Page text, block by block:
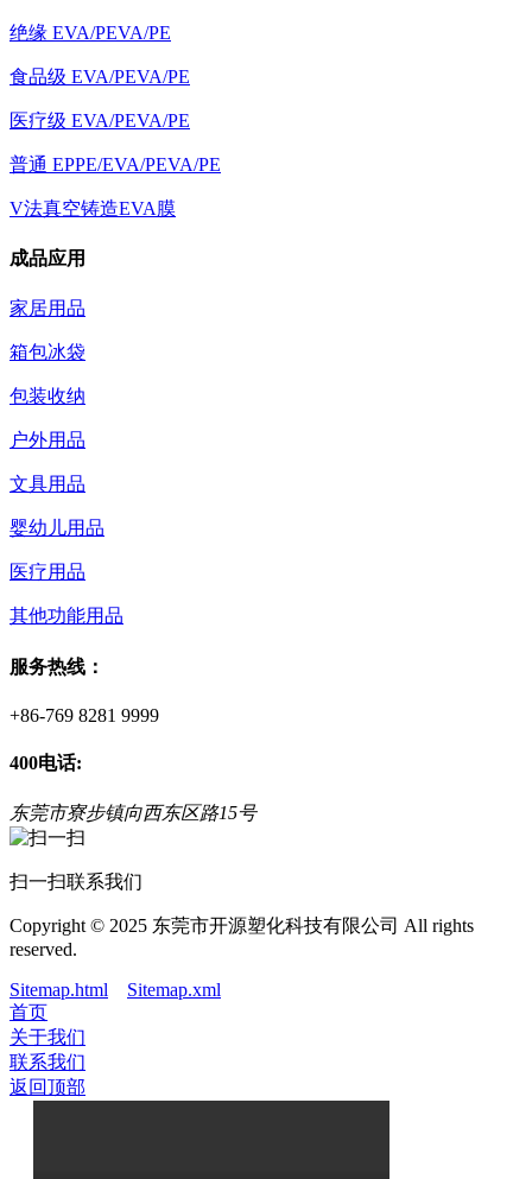
绝缘 EVA/PEVA/PE
食品级 EVA/PEVA/PE
医疗级 EVA/PEVA/PE
普通 EPPE/EVA/PEVA/PE
V法真空铸造EVA膜
成品应用
家居用品
箱包冰袋
包装收纳
户外用品
文具用品
婴幼儿用品
医疗用品
其他功能用品
服务热线：
+86-769 8281 9999
400电话:
东莞市寮步镇向西东区路15号
扫一扫联系我们
Copyright © 2025 东莞市开源塑化科技有限公司 All rights
reserved.
Sitemap.html
Sitemap.xml
首页
关于我们
联系我们
返回顶部